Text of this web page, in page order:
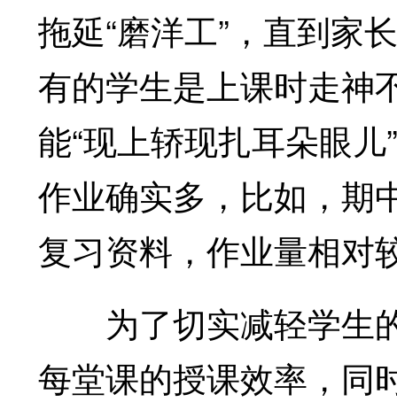
拖延“磨洋工”，直到家
有的学生是上课时走神
能“现上轿现扎耳朵眼
作业确实多，比如，期
复习资料，作业量相对
为了切实减轻学生
每堂课的授课效率，同